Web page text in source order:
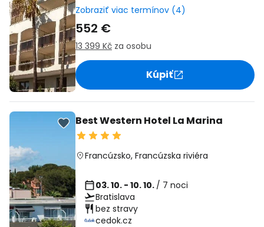
Zobraziť viac termínov (4)
552 €
13 399 Kč za osobu
Kúpiť
Best Western Hotel La Marina
Francúzsko, Francúzska riviéra
03. 10. - 10. 10. / 7 noci
Bratislava
bez stravy
cedok.cz